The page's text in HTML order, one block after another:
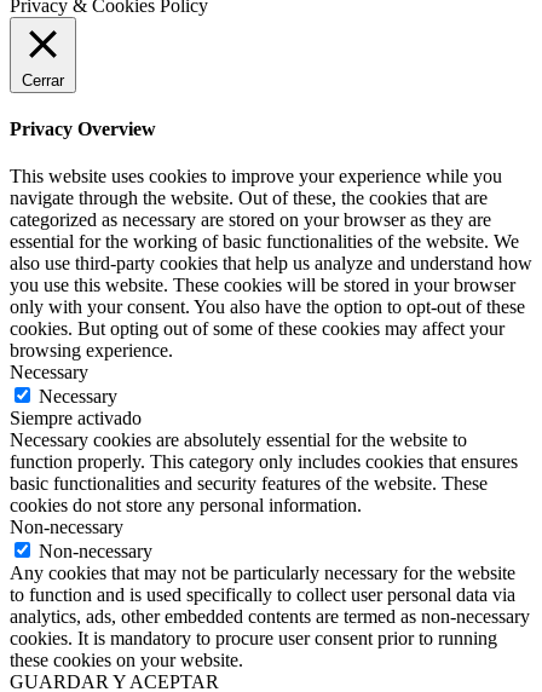
Privacy & Cookies Policy
Cerrar
Privacy Overview
This website uses cookies to improve your experience while you
navigate through the website. Out of these, the cookies that are
categorized as necessary are stored on your browser as they are
essential for the working of basic functionalities of the website. We
also use third-party cookies that help us analyze and understand how
you use this website. These cookies will be stored in your browser
only with your consent. You also have the option to opt-out of these
cookies. But opting out of some of these cookies may affect your
browsing experience.
Necessary
Necessary
Siempre activado
Necessary cookies are absolutely essential for the website to
function properly. This category only includes cookies that ensures
basic functionalities and security features of the website. These
cookies do not store any personal information.
Non-necessary
Non-necessary
Any cookies that may not be particularly necessary for the website
to function and is used specifically to collect user personal data via
analytics, ads, other embedded contents are termed as non-necessary
cookies. It is mandatory to procure user consent prior to running
these cookies on your website.
GUARDAR Y ACEPTAR